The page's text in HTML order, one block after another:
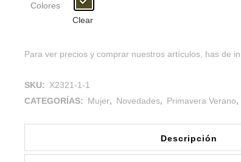
Colores
Clear
Para ver precios y comprar nuestros artículos, has de
SKU: X2321-1-1
CATEGORÍAS: Mujer, Novedades, Primavera Verano,
Descripción